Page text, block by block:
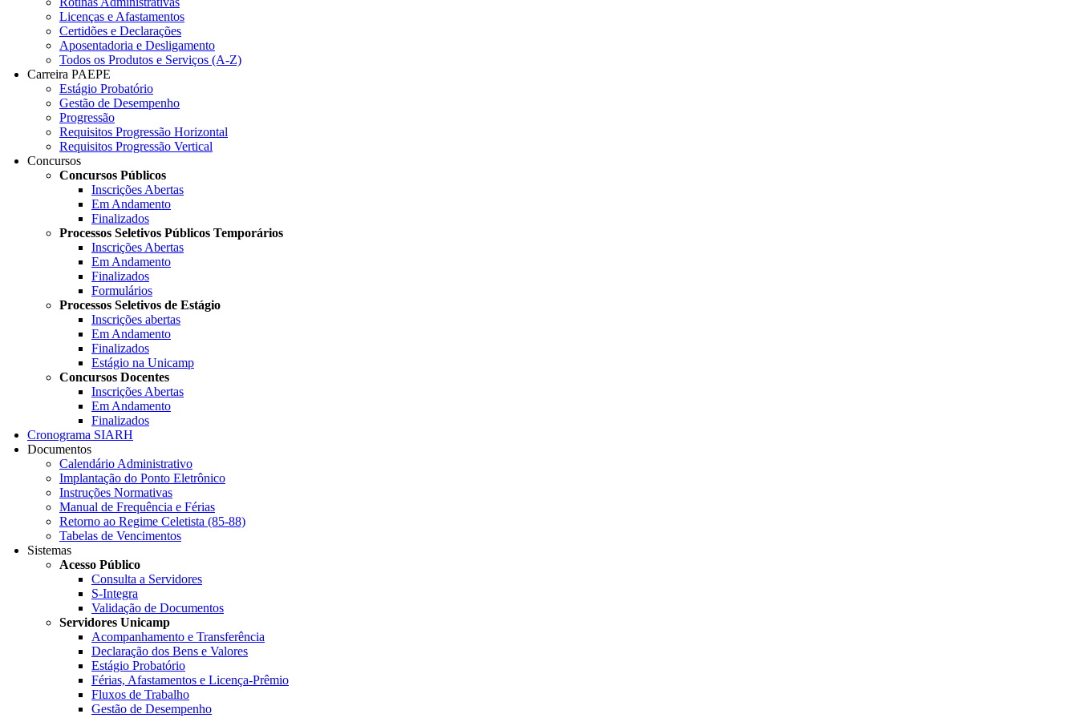
Licenças e Afastamentos
Certidões e Declarações
Aposentadoria e Desligamento
Todos os Produtos e Serviços (A-Z)
Carreira PAEPE
Estágio Probatório
Gestão de Desempenho
Progressão
Requisitos Progressão Horizontal
Requisitos Progressão Vertical
Concursos
Concursos Públicos
Inscrições Abertas
Em Andamento
Finalizados
Processos Seletivos Públicos Temporários
Inscrições Abertas
Em Andamento
Finalizados
Formulários
Processos Seletivos de Estágio
Inscrições abertas
Em Andamento
Finalizados
Estágio na Unicamp
Concursos Docentes
Inscrições Abertas
Em Andamento
Finalizados
Cronograma SIARH
Documentos
Calendário Administrativo
Implantação do Ponto Eletrônico
Instruções Normativas
Manual de Frequência e Férias
Retorno ao Regime Celetista (85-88)
Tabelas de Vencimentos
Sistemas
Acesso Público
Consulta a Servidores
S-Integra
Validação de Documentos
Servidores Unicamp
Acompanhamento e Transferência
Declaração dos Bens e Valores
Estágio Probatório
Férias, Afastamentos e Licença-Prêmio
Fluxos de Trabalho
Gestão de Desempenho